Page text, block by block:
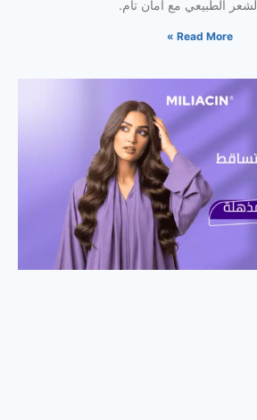
الطبيعي مع أمان تام.
Read More »